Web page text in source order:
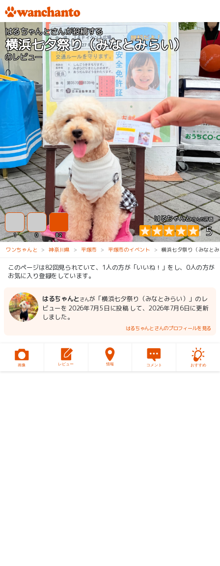
はるちゃんとさんが投稿する
横浜七夕祭り（みなとみらい）
のレビュー
はるちゃんとさんの評価
5
1 0 82
ワンちゃんと 神奈川県 平塚市 平塚市のイベント 横浜七夕祭り（みなと
このページは82回見られていて、1人の方が「いいね！」をし、0人の方が
お気に入り登録をしています。
はるちゃんとさんが「横浜七夕祭り（みなとみらい）」のレ
ビューを 2026年7月5日に投稿 して、2026年7月6日に更新
しました。
はるちゃんとさんのプロフィールを見る
画像 レビュー 情報 コメント おすすめ